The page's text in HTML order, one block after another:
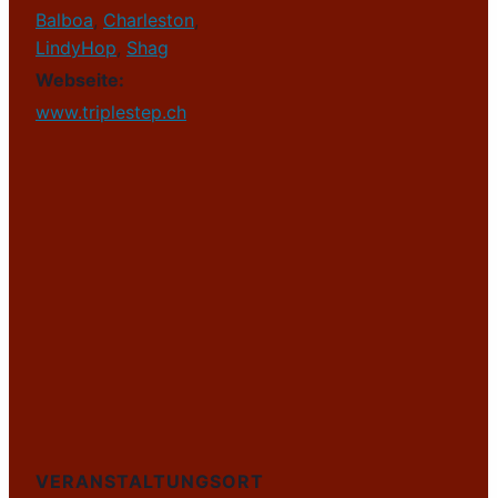
Balboa, Charleston,
LindyHop, Shag
Webseite:
www.triplestep.ch
VERANSTALTUNGSORT